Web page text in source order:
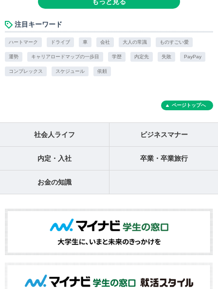
注目キーワード
ハートマーク ドライブ 車 会社 大人の常識 ものすごい愛
運勢 キャリアロードマップの一歩目 学歴 内定先 失敗 PayPay
コンプレックス スケジュール 依頼
ページトップへ
社会人ライフ ビジネスマナー
内定・入社 卒業・卒業旅行
お金の知識